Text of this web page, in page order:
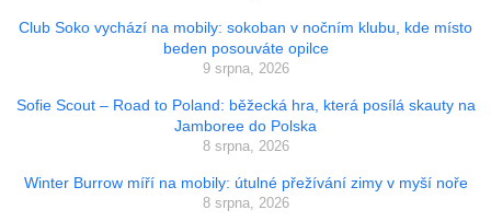
Club Soko vychází na mobily: sokoban v nočním klubu, kde místo
beden posouváte opilce
9 srpna, 2026
Sofie Scout – Road to Poland: běžecká hra, která posílá skauty na
Jamboree do Polska
8 srpna, 2026
Winter Burrow míří na mobily: útulné přežívání zimy v myší noře
8 srpna, 2026